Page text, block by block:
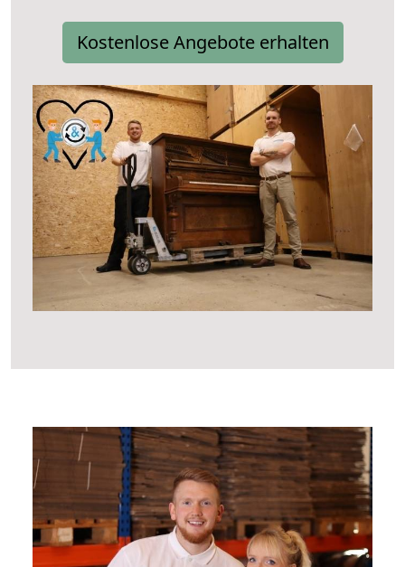
Kostenlose Angebote erhalten